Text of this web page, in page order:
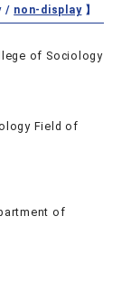
/ non-display】
of Sociology
Field of
of